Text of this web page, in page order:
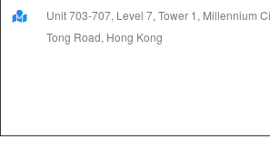
Unit 703-707, Level 7, Tower 1, Millennium
Tong Road, Hong Kong